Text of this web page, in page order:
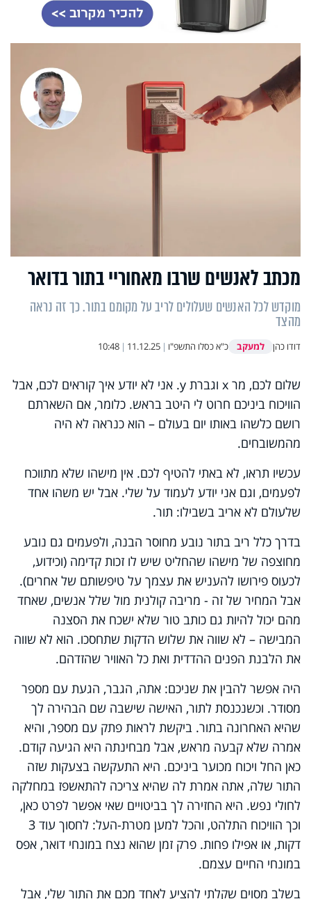
מכתב לאנשים שרבו מאחוריי בתור בדואר
מוקדש לכל האנשים שעלולים לריב על מקומם בתור. כך זה נראה
מהצד
דודו כהן למעקב כ"א כסלו התשפ"ו |
11.12.25
|
10:48
שלום לכם, מר x וגברת y. אני לא יודע איך קוראים לכם, אבל
הוויכוח ביניכם חרוט לי היטב בראש. כלומר, אם השארתם
רושם כלשהו באותו יום בעולם – הוא כנראה לא היה
מהמשובחים.
עכשיו תראו, לא באתי להטיף לכם. אין מישהו שלא מתווכח
לפעמים, וגם אני יודע לעמוד על שלי. אבל יש משהו אחד
שלעולם לא אריב בשבילו: תור.
בדרך כלל ריב בתור נובע מחוסר הבנה, ולפעמים גם נובע
מחוצפה של מישהו שהחליט שיש לו זכות קדימה (וכידוע,
לכעוס פירושו להעניש את עצמך על טיפשותם של אחרים).
אבל המחיר של זה - מריבה קולנית מול שלל אנשים, שאחד
מהם יכול להיות גם כותב טור שלא ישכח את הסצנה
המבישה – לא שווה את שלוש הדקות שתחסכו. הוא לא שווה
את הלבנת הפנים ההדדית ואת כל האוויר שהזדהם.
היה אפשר להבין את שניכם: אתה, הגבר, הגעת עם מספר
מסודר. וכשנכנסת לתור, האישה שישבה שם הבהירה לך
שהיא האחרונה בתור. ביקשת לראות פתק עם מספר, והיא
אמרה שלא קבעה מראש, אבל מבחינתה היא הגיעה קודם.
כאן החל ויכוח מכוער ביניכם. היא התעקשה בצעקות שזה
התור שלה, אתה אמרת לה שהיא צריכה להתאשפז במחלקה
לחולי נפש. היא החזירה לך בביטויים שאי אפשר לפרט כאן,
וכך הוויכוח התלהט, והכל למען מטרת-העל: לחסוך עוד 3
דקות, או אפילו פחות. פרק זמן שהוא נצח במונחי דואר, אפס
במונחי החיים עצמם.
בשלב מסוים שקלתי להציע לאחד מכם את התור שלי, אבל